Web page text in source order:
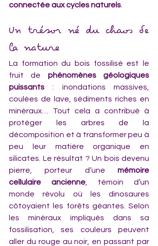
connectée aux cycles naturels
Un trésor né du chaos de
la nature
La formation du bois fossilisé est le
fruit de phénomènes géologiques
puissants : inondations massives,
coulées de lave, sédiments riches en
minéraux… Tout cela a contribué à
protéger les arbres de la
décomposition et à transformer peu à
peu leur matière organique en
silicates. Le résultat ? Un bois devenu
pierre, porteur d’une mémoire
cellulaire ancienne , témoin d’un
monde révolu où les dinosaures
côtoyaient les forêts géantes. Selon
les minéraux impliqués dans sa
fossilisation, ses couleurs peuvent
aller du rouge au noir, en passant par